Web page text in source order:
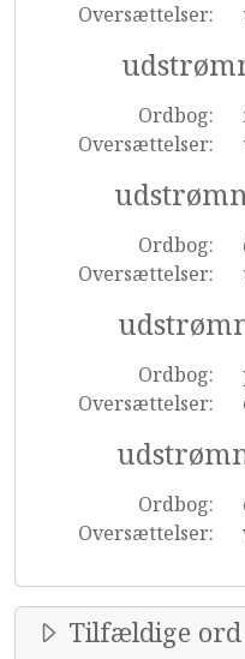
Oversættelser:
Ordbog:
Oversættelser:
Ordbog:
Oversættelser:
Ordbog:
Oversættelser:
Ordbog:
Oversættelser:
Tilfældige ord